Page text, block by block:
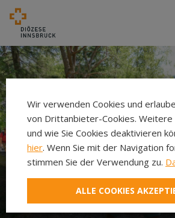
Neuer Pilgerweg
Laudato si’
Wir verwenden Cookies und
von Drittanbieter-Cookies.
und wie Sie Cookies deaktivieren
hier. Wenn Sie mit der Navigation
stimmen Sie der Verwendung zu.
ALLE COOKIES